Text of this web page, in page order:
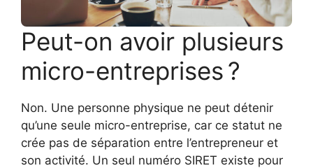
Peut-on avoir plusieurs
micro-entreprises ?
Non. Une personne physique ne peut détenir
qu’une seule micro-entreprise, car ce statut ne
crée pas de séparation entre l’entrepreneur et
son activité. Un seul numéro SIRET existe pour